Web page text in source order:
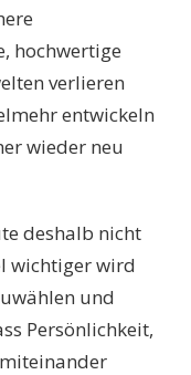
hochwertige
verlieren
entwickeln
wieder neu
deshalb nicht
wichtiger wird
und
Persönlichkeit,